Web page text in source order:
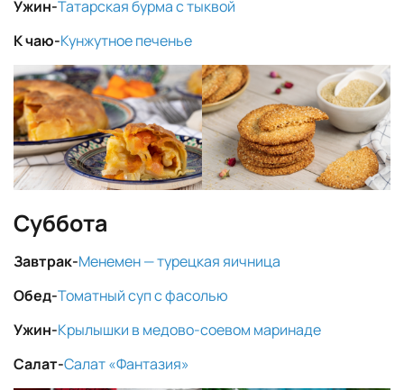
Ужин-Татарская бурма с тыквой
К чаю-Кунжутное печенье
Суббота
Завтрак-Менемен — турецкая яичница
Обед-Томатный суп с фасолью
Ужин-Крылышки в медово-соевом маринаде
Салат-Салат «Фантазия»